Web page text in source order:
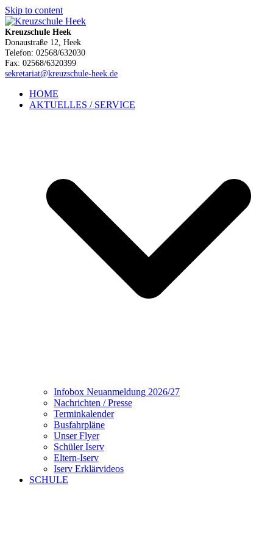
Skip to content
Kreuzschule Heek
Donaustraße 12, Heek
Telefon: 02568/632030
Fax: 02568/6320399
sekretariat@kreuzschule-heek.de
HOME
AKTUELLES / SERVICE
Infobox Neuanmeldung 2026/27
Nachrichten / Presse
Terminkalender
Busfahrpläne
Unser Flyer
Schüler Iserv
Eltern-Iserv
Iserv Erklärvideos
SCHULE